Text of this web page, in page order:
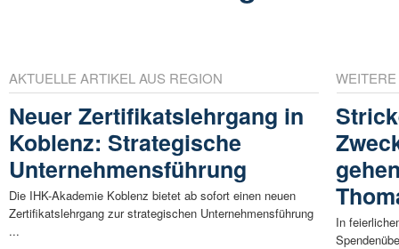
AKTUELLE ARTIKEL AUS REGION
Neuer Zertifikatslehrgang in
Koblenz: Strategische
Unternehmensführung
Die IHK-Akademie Koblenz bietet ab sofort einen neuen
Zertifikatslehrgang zur strategischen Unternehmensführung
...
In